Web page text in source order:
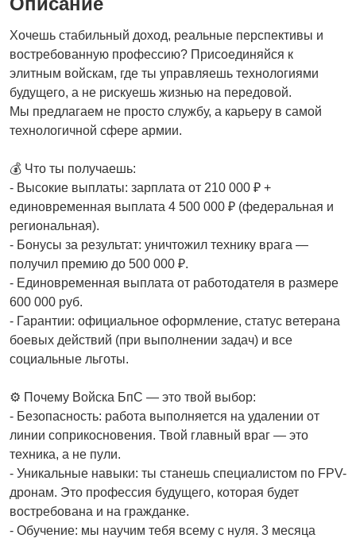
Хочешь стабильный доход, реальные перспективы и
востребованную профессию? Присоединяйся к
элитным войскам, где ты управляешь технологиями
будущего, а не рискуешь жизнью на передовой.
Мы предлагаем не просто службу, а карьеру в самой
технологичной сфере армии.
💰 Что ты получаешь:
- Высокие выплаты: зарплата от 210 000 ₽ +
единовременная выплата 4 500 000 ₽ (федеральная и
региональная).
- Бонусы за результат: уничтожил технику врага —
получил премию до 500 000 ₽.
- Единовременная выплата от работодателя в размере
600 000 руб.
- Гарантии: официальное оформление, статус ветерана
боевых действий (при выполнении задач) и все
социальные льготы.
⚙️ Почему Войска БпС — это твой выбор:
- Безопасность: работа выполняется на удалении от
линии соприкосновения. Твой главный враг — это
техника, а не пули.
- Уникальные навыки: ты станешь специалистом по FPV-
дронам. Это профессия будущего, которая будет
востребована и на гражданке.
- Обучение: мы научим тебя всему с нуля. 3 месяца